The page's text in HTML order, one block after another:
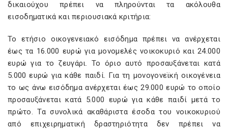
δικαιούχου πρέπει να πληρούνται τα ακόλουθα
εισοδηματικά και περιουσιακά κριτήρια:
Το ετήσιο οικογενειακό εισόδημα πρέπει να ανέρχεται
έως τα 16.000 ευρώ για μονομελές νοικοκυριό και 24.000
ευρώ για το ζευγάρι. Το όριο αυτό προσαυξάνεται κατά
5.000 ευρώ για κάθε παιδί. Για τη μονογονεϊκή οικογένεια
το ως άνω εισόδημα ανέρχεται έως 29.000 ευρώ το οποίο
προσαυξάνεται κατά 5.000 ευρώ για κάθε παιδί μετά το
πρώτο. Τα συνολικά ακαθάριστα έσοδα του νοικοκυριού
από επιχειρηματική δραστηριότητα δεν πρέπει να